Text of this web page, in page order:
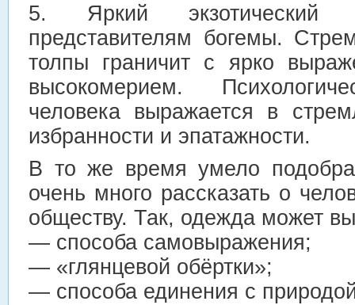
5. Яркий экзотический
представителям богемы.
толпы граничит с ярко
высокомерием.
человека выражается в
избранности и эпатажности.
В то же время умело
очень много рассказать о
обществу. Так, одежда может
— способа самовыражения;
— «глянцевой обёртки»;
— способа единения с